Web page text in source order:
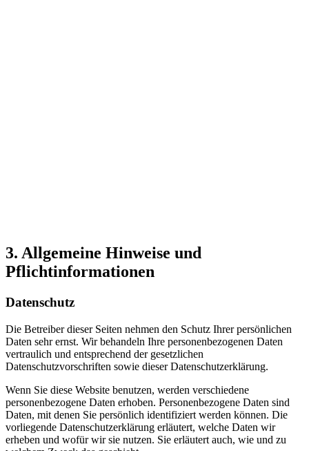
3. Allgemeine Hinweise und
Pflichtinformationen
Datenschutz
Die Betreiber dieser Seiten nehmen den Schutz Ihrer persönlichen
Daten sehr ernst. Wir behandeln Ihre personenbezogenen Daten
vertraulich und entsprechend der gesetzlichen
Datenschutzvorschriften sowie dieser Datenschutzerklärung.
Wenn Sie diese Website benutzen, werden verschiedene
personenbezogene Daten erhoben. Personenbezogene Daten sind
Daten, mit denen Sie persönlich identifiziert werden können. Die
vorliegende Datenschutzerklärung erläutert, welche Daten wir
erheben und wofür wir sie nutzen. Sie erläutert auch, wie und zu